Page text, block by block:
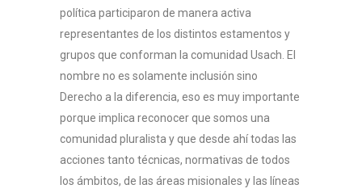
política participaron de manera activa
representantes de los distintos estamentos y
grupos que conforman la comunidad Usach. El
nombre no es solamente inclusión sino
Derecho a la diferencia, eso es muy importante
porque implica reconocer que somos una
comunidad pluralista y que desde ahí todas las
acciones tanto técnicas, normativas de todos
los ámbitos, de las áreas misionales y las líneas
Orientaciones
Proceso de
2026
Requisitos
Recursos y
Biblioteca
Contacto